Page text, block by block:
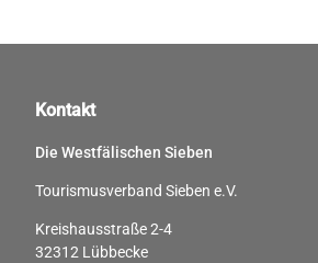
Kontakt
Die Westfälischen Sieben
Tourismusverband Sieben e.V.
Kreishausstraße 2-4
32312 Lübbecke